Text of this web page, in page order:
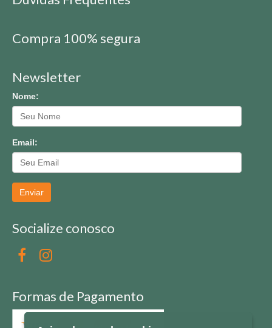
Compra 100% segura
Newsletter
Nome:
Email:
Enviar
Socialize conosco
Formas de Pagamento